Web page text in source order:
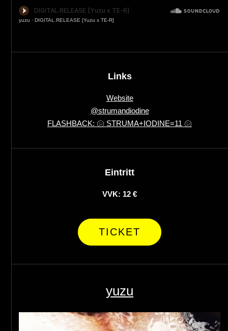
yuzu · DIGITAL.RELEASE [Yuzu x TE-R]
Links
Website
@strumandiodine
FLASHBACK: ㋛ STRUMA+IODINE=11 ㋛
Eintritt
VVK: 12 €
TICKET
yuzu